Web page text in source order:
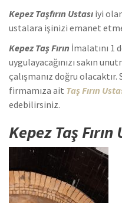
Kepez Taşfırın Ustası iyi
ustalara işinizi emanet
Kepez Taş Fırın İmalatını 1
uygulayacağınızı sakın
çalışmanız doğru
firmamıza ait Taş Fırın
edebilirsiniz.
Kepez Taş Fırın